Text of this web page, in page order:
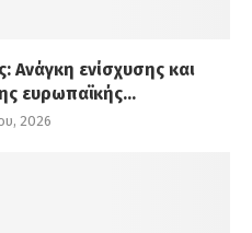
Ανάγκη ενίσχυσης και
ευρωπαϊκής...
2026